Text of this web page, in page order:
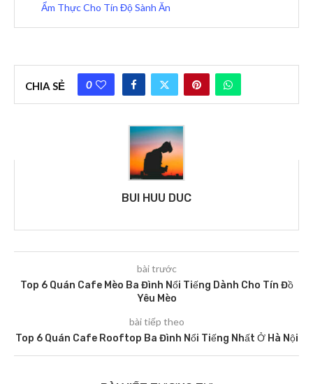
Ẩm Thực Cho Tín Độ Sành Ăn
CHIA SẺ 0
BUI HUU DUC
bài trước
Top 6 Quán Cafe Mèo Ba Đình Nổi Tiếng Dành Cho Tín Đồ
Yêu Mèo
bài tiếp theo
Top 6 Quán Cafe Rooftop Ba Đình Nổi Tiếng Nhất Ở Hà Nội